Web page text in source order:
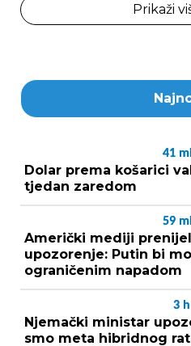
Prikaži
41
Dolar prema košarici
tjedan zaredom
59
Američki mediji
upozorenje: Putin bi
ograničenim napadom
3 h
Njemački ministar
smo meta hibridnog